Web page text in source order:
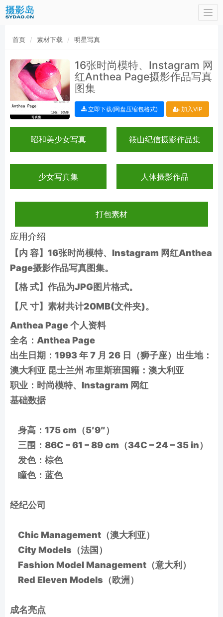
首页 素材下载 明星写真
16张时尚模特、Instagram 网
红Anthea Page摄影作品写真
图集
立即下载(网盘压缩包格式) 加入VIP
昭和美少女写真 筱山纪信摄影作品集
少女写真集 人体摄影作品
打包素材
应用介绍
【内 容】16张时尚模特、Instagram 网红Anthea
Page摄影作品写真图集。
【格 式】作品为JPG图片格式。
【尺 寸】素材共计20MB(文件夹)。
Anthea Page 个人资料
全名：Anthea Page
出生日期：1993 年 7 月 26 日（狮子座）出生地：
澳大利亚 昆士兰州 布里斯班国籍：澳大利亚
职业：时尚模特、Instagram 网红
基础数据
身高：175 cm（5′9″）
三围：86C – 61 – 89 cm（34C – 24 – 35 in）
发色：棕色
瞳色：蓝色
经纪公司
Chic Management（澳大利亚）
City Models（法国）
Fashion Model Management（意大利）
Red Eleven Models（欧洲）
成名亮点